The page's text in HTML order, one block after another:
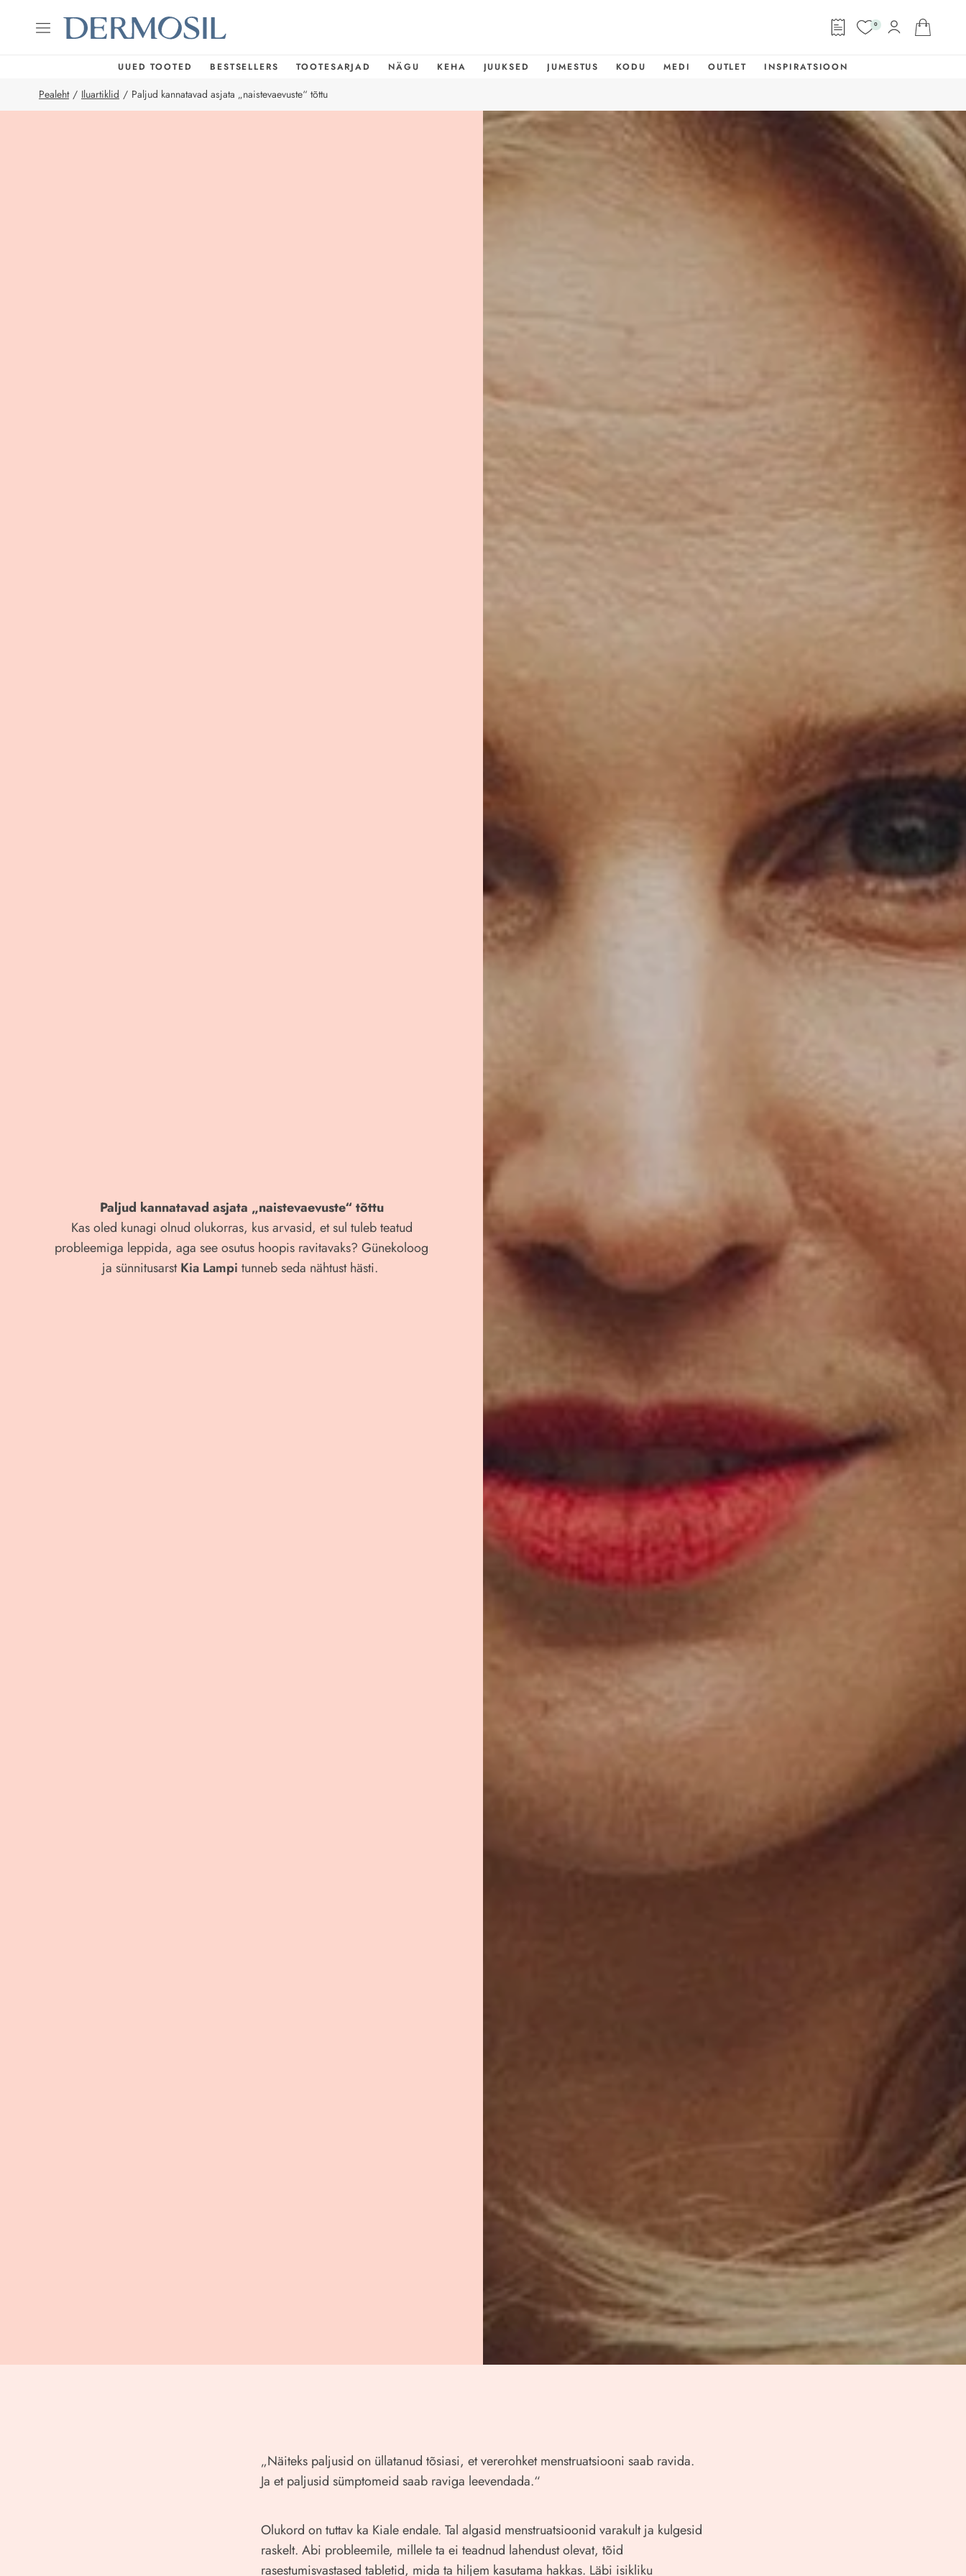
0
UUED TOOTED BESTSELLERS TOOTESARJAD NÄGU KEHA JUUKSED JUMESTUS KODU MEDI OUTLET INSPIRATSIOON
Pealeht / Iluartiklid / Paljud kannatavad asjata „naistevaevuste“ tõttu
Paljud kannatavad asjata „naistevaevuste“ tõttu
Kas oled kunagi olnud olukorras, kus arvasid, et sul tuleb teatud
probleemiga leppida, aga see osutus hoopis ravitavaks? Günekoloog
ja sünnitusarstKia Lampi tunneb seda nähtust hästi.
„Näiteks paljusid on üllatanud tõsiasi, et vererohket menstruatsiooni saab ravida.
Ja et paljusid sümptomeid saab raviga leevendada.“
Olukord on tuttav ka Kiale endale. Tal algasid menstruatsioonid varakult ja kulgesid
raskelt. Abi probleemile, millele ta ei teadnud lahendust olevat, tõid
rasestumisvastased tabletid, mida ta hiljem kasutama hakkas. Läbi isikliku